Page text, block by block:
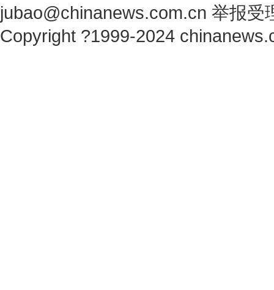
jubao@chinanews.com.cn 举报受
Copyright ?1999-2024